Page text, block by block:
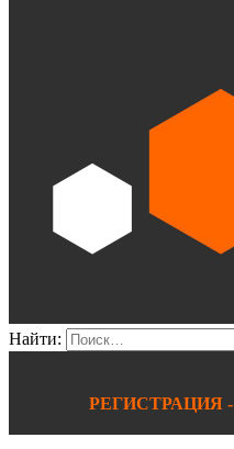
Найти:
РЕГИСТРАЦИЯ -